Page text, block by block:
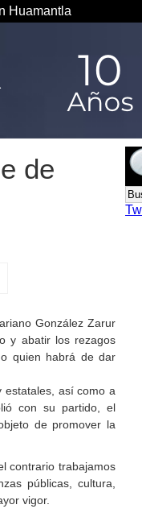
Huamantla
de
González Zarur
y abatir los rezagos
quien habrá de dar
estatales, así como a
con su partido, el
de promover la
contrario trabajamos
públicas, cultura,
vigor.